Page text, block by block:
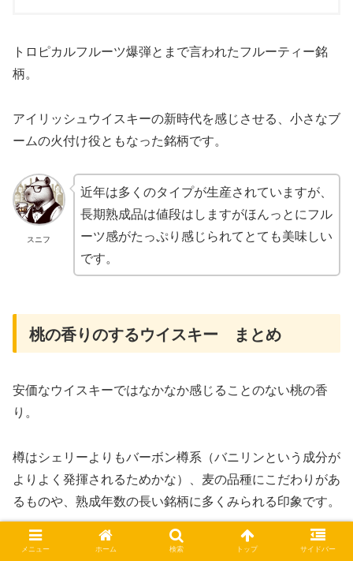
トロピカルフルーツ爆弾とまで言われたフルーティー銘
柄。
アイリッシュウイスキーの新時代を感じさせる、小さなブ
ームの火付け役ともなった銘柄です。
スニフ
近年は多くのタイプが生産されていますが、
長期熟成品は値段はしますがほんっとにフル
ーツ感がたっぷり感じられてとても美味しい
です。
桃の香りのするウイスキー まとめ
安価なウイスキーではなかなか感じることのない桃の香
り。
樽はシェリーよりもバーボン樽系（バニリンという成分が
よりよく発揮されるためかな）、麦の品種にこだわりがあ
るものや、熟成年数の長い銘柄に多くみられる印象です。
オールドボトルなどの桃の香りとは少し違いますが、シン
メニュー ホーム 検索 トップ サイドバー